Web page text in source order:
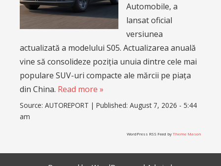
Automobile, a
lansat oficial
versiunea
actualizată a modelului S05. Actualizarea anuală
vine să consolideze poziția unuia dintre cele mai
populare SUV-uri compacte ale mărcii pe piața
din China. Read more »
Source: AUTOREPORT | Published: August 7, 2026 - 5:44
am
WordPress RSS Feed byTheme Mason